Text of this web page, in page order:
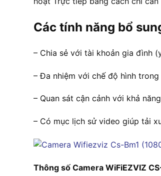
Các tính năng bổ
– Chia sẻ với tài khoản gia đình
– Đa nhiệm với chế độ hình trong
– Quan sát cận cảnh với khả
– Có mục lịch sử video giúp tải
Thông số Camera WiFiEZVIZ